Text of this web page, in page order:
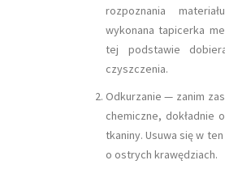
rozpoznania
wykonana tapicerka
tej podstawie
czyszczenia.
Odkurzanie — zanim
chemiczne, dokładnie
tkaniny. Usuwa się w
o ostrych krawędziach.